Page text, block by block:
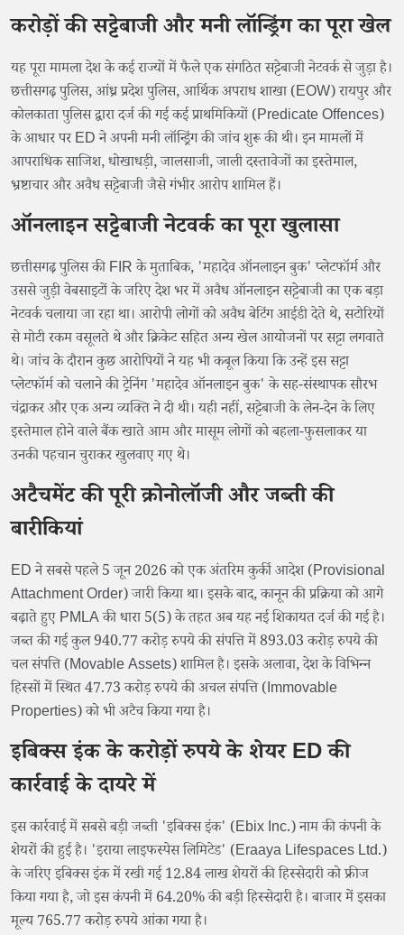
करोड़ों की सट्टेबाजी और मनी लॉन्ड्रिंग का पूरा खेल
यह पूरा मामला देश के कई राज्यों में फैले एक संगठित सट्टेबाजी नेटवर्क से जुड़ा है।
छत्तीसगढ़ पुलिस, आंध्र प्रदेश पुलिस, आर्थिक अपराध शाखा (EOW) रायपुर और
कोलकाता पुलिस द्वारा दर्ज की गई कई प्राथमिकियों (Predicate Offences)
के आधार पर ED ने अपनी मनी लॉन्ड्रिंग की जांच शुरू की थी। इन मामलों में
आपराधिक साजिश, धोखाधड़ी, जालसाजी, जाली दस्तावेजों का इस्तेमाल,
भ्रष्टाचार और अवैध सट्टेबाजी जैसे गंभीर आरोप शामिल हैं।
ऑनलाइन सट्टेबाजी नेटवर्क का पूरा खुलासा
छत्तीसगढ़ पुलिस की FIR के मुताबिक, 'महादेव ऑनलाइन बुक' प्लेटफॉर्म और
उससे जुड़ी वेबसाइटों के जरिए देश भर में अवैध ऑनलाइन सट्टेबाजी का एक बड़ा
नेटवर्क चलाया जा रहा था। आरोपी लोगों को अवैध बेटिंग आईडी देते थे, सटोरियों
से मोटी रकम वसूलते थे और क्रिकेट सहित अन्य खेल आयोजनों पर सट्टा लगवाते
थे। जांच के दौरान कुछ आरोपियों ने यह भी कबूल किया कि उन्हें इस सट्टा
प्लेटफॉर्म को चलाने की ट्रेनिंग 'महादेव ऑनलाइन बुक' के सह-संस्थापक सौरभ
चंद्राकर और एक अन्य व्यक्ति ने दी थी। यही नहीं, सट्टेबाजी के लेन-देन के लिए
इस्तेमाल होने वाले बैंक खाते आम और मासूम लोगों को बहला-फुसलाकर या
उनकी पहचान चुराकर खुलवाए गए थे।
अटैचमेंट की पूरी क्रोनोलॉजी और जब्ती की
बारीकियां
ED ने सबसे पहले 5 जून 2026 को एक अंतरिम कुर्की आदेश (Provisional
Attachment Order) जारी किया था। इसके बाद, कानून की प्रक्रिया को आगे
बढ़ाते हुए PMLA की धारा 5(5) के तहत अब यह नई शिकायत दर्ज की गई है।
जब्त की गई कुल 940.77 करोड़ रुपये की संपत्ति में 893.03 करोड़ रुपये की
चल संपत्ति (Movable Assets) शामिल है। इसके अलावा, देश के विभिन्न
हिस्सों में स्थित 47.73 करोड़ रुपये की अचल संपत्ति (Immovable
Properties) को भी अटैच किया गया है।
इबिक्स इंक के करोड़ों रुपये के शेयर ED की
कार्रवाई के दायरे में
इस कार्रवाई में सबसे बड़ी जब्ती 'इबिक्स इंक' (Ebix Inc.) नाम की कंपनी के
शेयरों की हुई है। 'इराया लाइफस्पेस लिमिटेड' (Eraaya Lifespaces Ltd.)
के जरिए इबिक्स इंक में रखी गई 12.84 लाख शेयरों की हिस्सेदारी को फ्रीज
किया गया है, जो इस कंपनी में 64.20% की बड़ी हिस्सेदारी है। बाजार में इसका
मूल्य 765.77 करोड़ रुपये आंका गया है।